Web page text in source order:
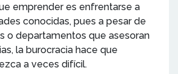
emprender es enfrentarse a
conocidas, pues a pesar de
o departamentos que asesoran
la burocracia hace que
a veces difícil.